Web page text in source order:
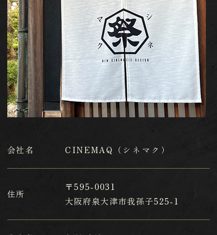
会社名 CINEMAQ（シネマク）
住所
〒595-0031
​​​​​​​大阪府泉大津市我孫子525-1